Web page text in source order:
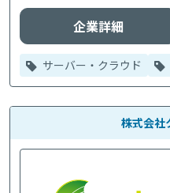
企業詳細
サーバー・クラウド
株式会社